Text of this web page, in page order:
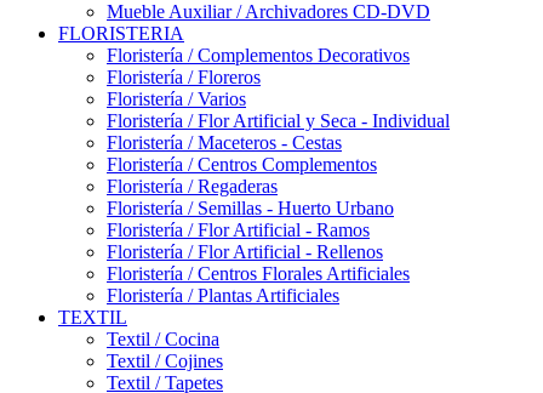
Mueble Auxiliar / Archivadores CD-DVD
FLORISTERIA
Floristería / Complementos Decorativos
Floristería / Floreros
Floristería / Varios
Floristería / Flor Artificial y Seca - Individual
Floristería / Maceteros - Cestas
Floristería / Centros Complementos
Floristería / Regaderas
Floristería / Semillas - Huerto Urbano
Floristería / Flor Artificial - Ramos
Floristería / Flor Artificial - Rellenos
Floristería / Centros Florales Artificiales
Floristería / Plantas Artificiales
TEXTIL
Textil / Cocina
Textil / Cojines
Textil / Tapetes